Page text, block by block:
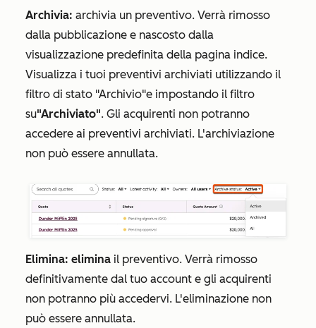
Archivia: archivia un preventivo. Verrà rimosso
dalla pubblicazione e nascosto dalla
visualizzazione predefinita della pagina indice.
Visualizza i tuoi preventivi archiviati utilizzando il
filtro di stato "Archivio"e impostando il filtro
su"Archiviato". Gli acquirenti non potranno
accedere ai preventivi archiviati. L'archiviazione
non può essere annullata.
Elimina: elimina il preventivo. Verrà rimosso
definitivamente dal tuo account e gli acquirenti
non potranno più accedervi. L'eliminazione non
può essere annullata.